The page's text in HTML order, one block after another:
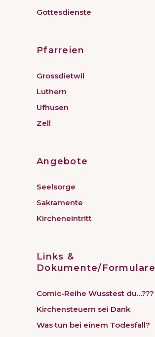
Gottesdienste
Pfarreien
Grossdietwil
Luthern
Ufhusen
Zell
Angebote
Seelsorge
Sakramente
Kircheneintritt
Links &
Dokumente/Formulare
Comic-Reihe Wusstest du…???
Kirchensteuern sei Dank
Was tun bei einem Todesfall?